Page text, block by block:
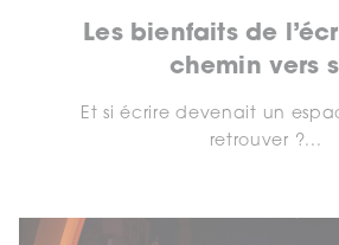
Les bienfaits de
chemin vers
Et si écrire devenait un
retrouver ?...